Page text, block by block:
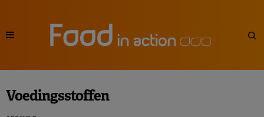
Voedingsstoffen